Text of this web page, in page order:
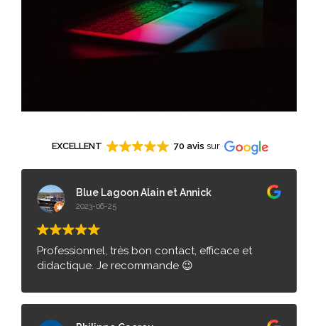
EXCELLENT 70 avis sur
Blue Lagoon Alain et Annick
2023-06-25
Professionnel, très bon contact, efficace et
didactique. Je recommande 😉